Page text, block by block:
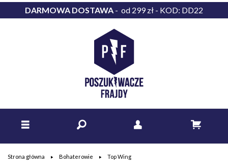
DARMOWA DOSTAWA - od 299 zł - KOD: DD22
Strona główna Bohaterowie Top Wing